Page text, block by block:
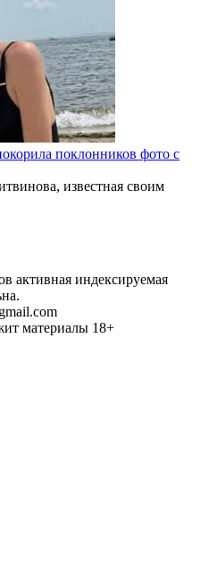
поклонников фото с
известная своим
активная индексируемая
материалы 18+